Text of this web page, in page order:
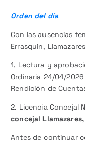
Orden del día
Con las ausencias
Errasquin,
1. Lectura y
Ordinaria 24/04/
Rendición de
2. Licencia Concejal
concejal
Antes de continuar